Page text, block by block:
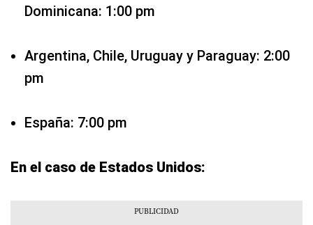
Dominicana: 1:00 pm
Argentina, Chile, Uruguay y Paraguay: 2:00
pm
España: 7:00 pm
En el caso de Estados Unidos: